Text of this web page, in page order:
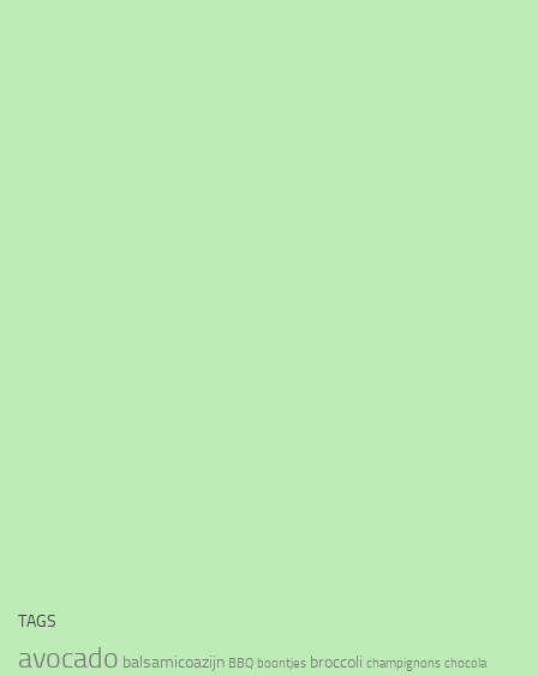
TAGS
avocado balsamicoazijn BBQ boontjes broccoli champignons chocola